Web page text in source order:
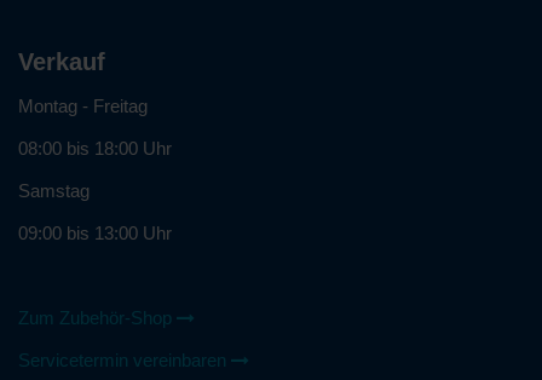
Verkauf
Montag - Freitag
08:00 bis 18:00 Uhr
Samstag
09:00 bis 13:00 Uhr
Zum Zubehör-Shop
Servicetermin vereinbaren